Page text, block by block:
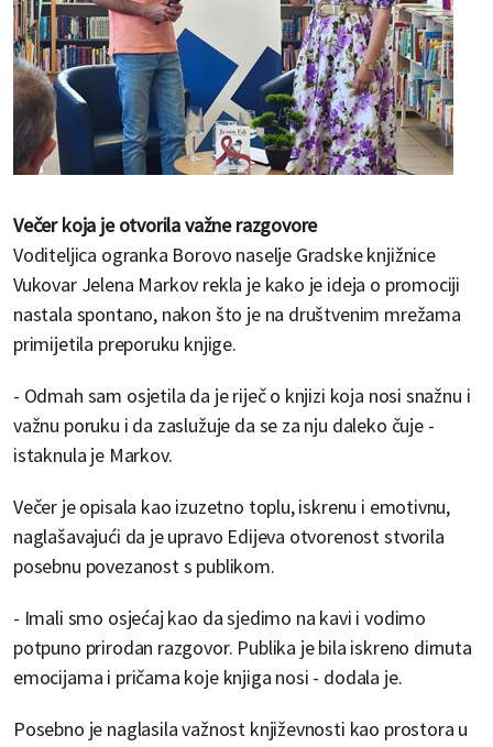
Večer koja je otvorila važne razgovore
Voditeljica ogranka Borovo naselje Gradske knjižnice
Vukovar Jelena Markov rekla je kako je ideja o promociji
nastala spontano, nakon što je na društvenim mrežama
primijetila preporuku knjige.
- Odmah sam osjetila da je riječ o knjizi koja nosi snažnu i
važnu poruku i da zaslužuje da se za nju daleko čuje -
istaknula je Markov.
Večer je opisala kao izuzetno toplu, iskrenu i emotivnu,
naglašavajući da je upravo Edijeva otvorenost stvorila
posebnu povezanost s publikom.
- Imali smo osjećaj kao da sjedimo na kavi i vodimo
potpuno prirodan razgovor. Publika je bila iskreno dirnuta
emocijama i pričama koje knjiga nosi - dodala je.
Posebno je naglasila važnost književnosti kao prostora u